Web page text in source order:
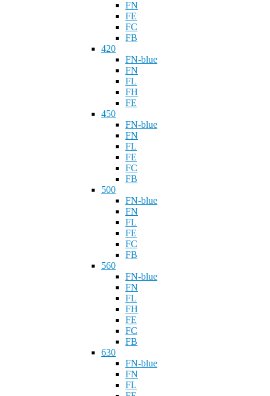
FN
FE
FC
FB
420
FN-blue
FN
FL
FH
FE
450
FN-blue
FN
FL
FE
FC
FB
500
FN-blue
FN
FL
FE
FC
FB
560
FN-blue
FN
FL
FH
FE
FC
FB
630
FN-blue
FN
FL